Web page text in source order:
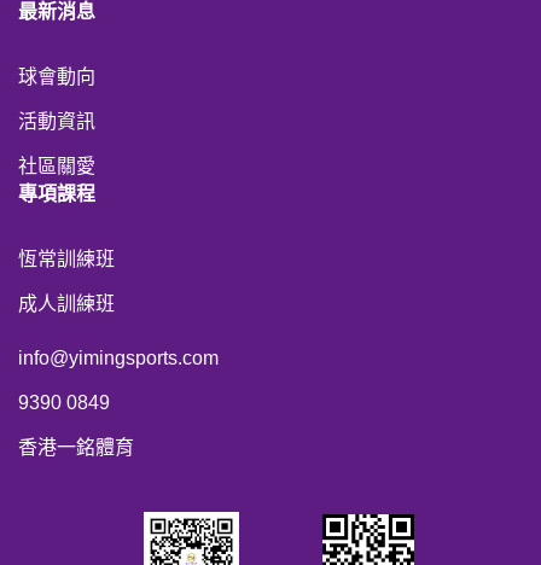
最新消息
球會動向
活動資訊
社區關愛
專項課程
恆常訓練班
成人訓練班
info@yimingsports.com
9390 0849
香港一銘體育